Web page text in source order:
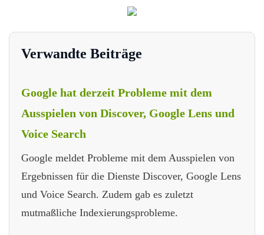
Verwandte Beiträge
Google hat derzeit Probleme mit dem
Ausspielen von Discover, Google Lens und
Voice Search
Google meldet Probleme mit dem Ausspielen von
Ergebnissen für die Dienste Discover, Google Lens
und Voice Search. Zudem gab es zuletzt
mutmaßliche Indexierungsprobleme.